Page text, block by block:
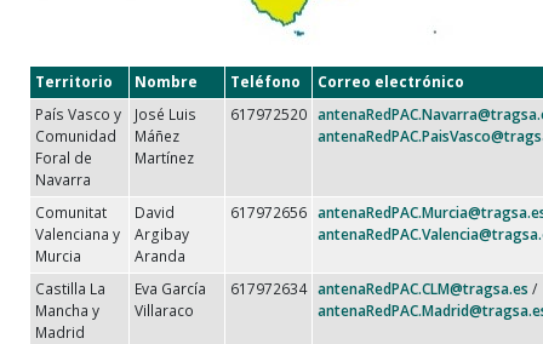
Territorio Nombre Teléfono
Correo electrónico
País Vasco y
Comunidad
Foral de
Navarra
José Luis
Máñez
Martínez
617972520
Comunitat
Valenciana y
Murcia
David
Argibay
Aranda
617972656
Castilla La
Mancha y
Madrid
Eva García
Villaraco
617972634 antenaRedPAC.CLM@tragsa.es /